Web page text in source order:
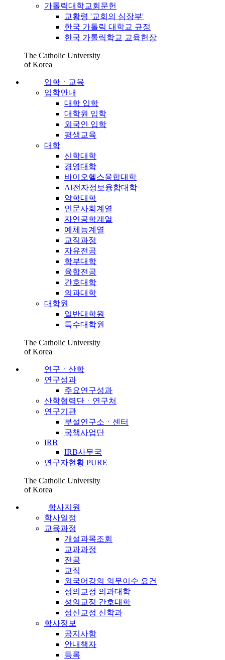
가톨릭대학교회문헌
교황령 '교회의 심장부'
한국 가톨릭 대학교 규정
한국 가톨릭학교 교육헌장
The Catholic University
of Korea
입학ㆍ교육
입학안내
대학 입학
대학원 입학
외국인 입학
평생교육
대학
신학대학
경영대학
바이오헬스융합대학
AI전자정보융합대학
약학대학
인문사회계열
자연공학계열
예체능계열
교직과정
자유전공
학부대학
융합전공
간호대학
의과대학
대학원
일반대학원
특수대학원
The Catholic University
of Korea
연구ㆍ산학
연구성과
주요연구성과
산학협력단ㆍ연구처
연구기관
부설연구소ㆍ센터
국책사업단
IRB
IRB사무국
연구자현황 PURE
The Catholic University
of Korea
학사지원
학사일정
교육과정
개설과목조회
교과과정
전공
교직
외국어강의 의무이수 요건
성의교정 의과대학
성의교정 간호대학
성신교정 신학과
학사정보
공지사항
안내책자
등록